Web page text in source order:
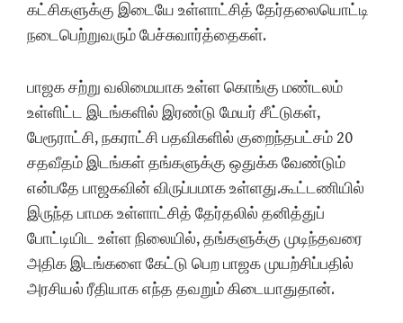
கட்சிகளுக்கு இடையே உள்ளாட்சித் தேர்தலையொட்டி
நடைபெற்றுவரும் பேச்சுவார்த்தைகள்.
பாஜக சற்று வலிமையாக உள்ள கொங்கு மண்டலம்
உள்ளிட்ட இடங்களில் இரண்டு மேயர் சீட்டுகள்,
பேரூராட்சி, நகராட்சி பதவிகளில் குறைந்தபட்சம் 20
சதவீதம் இடங்கள் தங்களுக்கு ஒதுக்க வேண்டும்
என்பதே பாஜகவின் விருப்பமாக உள்ளது.கூட்டணியில்
இருந்த பாமக உள்ளாட்சித் தேர்தலில் தனித்துப்
போட்டியிட உள்ள நிலையில், தங்களுக்கு முடிந்தவரை
அதிக இடங்களை கேட்டு பெற பாஜக முயற்சிப்பதில்
அரசியல் ரீதியாக எந்த தவறும் கிடையாதுதான்.